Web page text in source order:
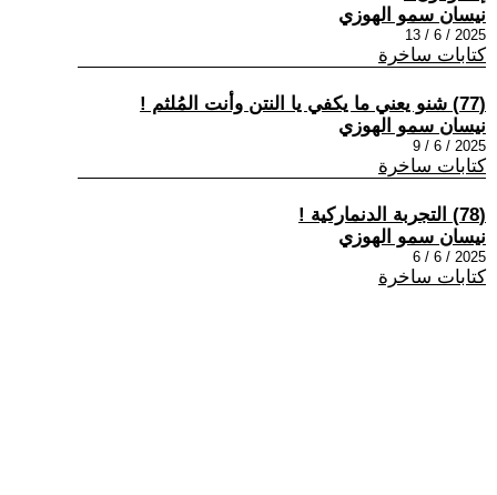
نيسان سمو الهوزي
2025 / 6 / 13
كتابات ساخرة
(77) شنو يعني ما يكفي يا النتن وأنت المُلثم !
نيسان سمو الهوزي
2025 / 6 / 9
كتابات ساخرة
(78) التجربة الدنماركية !
نيسان سمو الهوزي
2025 / 6 / 6
كتابات ساخرة